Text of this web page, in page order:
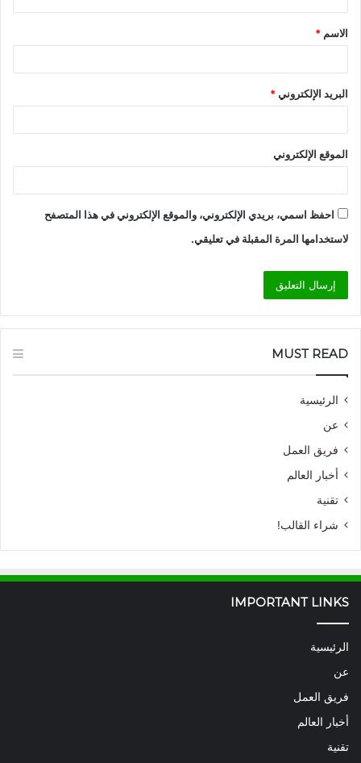
ق
*
الاسم *
البريد الإلكتروني*
الموقع الإلكتروني
احفظ اسمي، بريدي الإلكتروني، والموقع الإلكتروني في هذا المتصفح
لاستخدامها المرة المقبلة في تعليقي.
MUST READ
الرئيسية
عن
فريق العمل
أخبار العالم
تقنية
شراء القالب!
IMPORTANT LINKS
الرئيسية
عن
فريق العمل
أخبار العالم
تقنية